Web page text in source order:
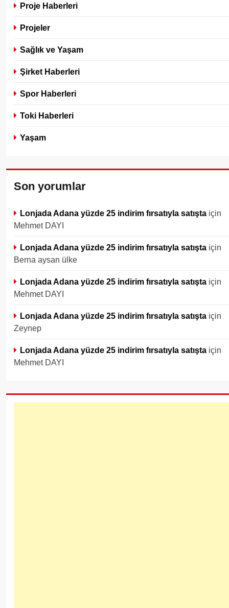
Proje Haberleri
Projeler
Sağlık ve Yaşam
Şirket Haberleri
Spor Haberleri
Toki Haberleri
Yaşam
Son yorumlar
Lonjada Adana yüzde 25 indirim fırsatıyla satışta için
Mehmet DAYI
Lonjada Adana yüzde 25 indirim fırsatıyla satışta için
Berna aysan ülke
Lonjada Adana yüzde 25 indirim fırsatıyla satışta için
Mehmet DAYI
Lonjada Adana yüzde 25 indirim fırsatıyla satışta için
Zeynep
Lonjada Adana yüzde 25 indirim fırsatıyla satışta için
Mehmet DAYI